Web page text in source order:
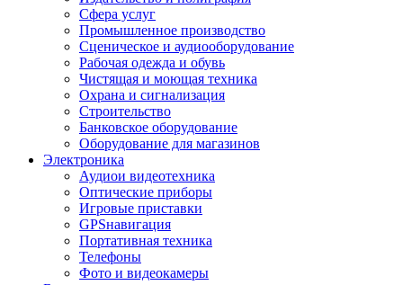
Сфера услуг
Промышленное производство
Сценическое и аудиооборудование
Рабочая одежда и обувь
Чистящая и моющая техника
Охрана и сигнализация
Строительство
Банковское оборудование
Оборудование для магазинов
Электроника
Аудиои видеотехника
Оптические приборы
Игровые приставки
GPSнавигация
Портативная техника
Телефоны
Фото и видеокамеры